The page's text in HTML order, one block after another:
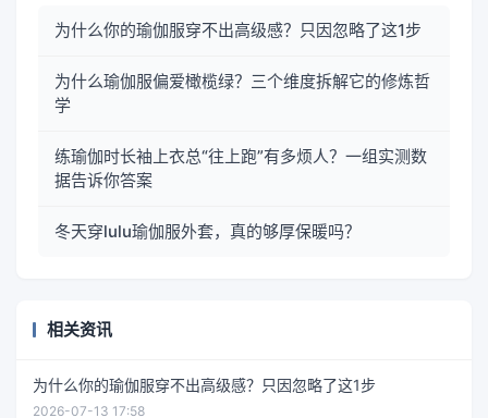
为什么你的瑜伽服穿不出高级感？只因忽略了这1步
为什么瑜伽服偏爱橄榄绿？三个维度拆解它的修炼哲
学
练瑜伽时长袖上衣总“往上跑”有多烦人？一组实测数
据告诉你答案
冬天穿lulu瑜伽服外套，真的够厚保暖吗？
相关资讯
为什么你的瑜伽服穿不出高级感？只因忽略了这1步
2026-07-13 17:58